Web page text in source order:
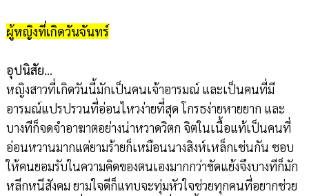
ผู้หญิงที่เกิดวันจันทร์
อุปนิสัย…
หญิงสาวที่เกิดวันนี้มักเป็นคนเจ้าอารมณ์ และเป็นคนที่มี
อารมณ์แปรปรวนที่อ่อนไหวง่ายที่สุด โกรธง่ายหายยาก และ
บางทีก็จดจำอาฆาตอย่างน่าหวาดวิตก จิตในเนื้อแท้เป็นคนที่
อ่อนหวานมากแต่ยามร้ายก็เหมือนนางสิงห์เหล็กเช่นกัน ชอบ
ให้คนยอมรับในความคิดของตนเองมากกว่าขัดแย้งจึงบางทีก็มัก
หลีกหนีสังคม ยามใจดีก็แทบจะทุ่มหัวใจช่วยทุกคนที่อยากช่วย